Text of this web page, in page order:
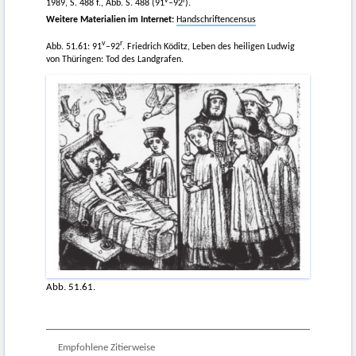
1989, S. 488 f., Abb. S. 488 (91 –92 ).
Weitere Materialien im Internet: Handschriftencensus
Abb. 51.61: 91v–92r. Friedrich Köditz, Leben des heiligen Ludwig
von Thüringen: Tod des Landgrafen.
Abb. 51.61.
Empfohlene Zitierweise